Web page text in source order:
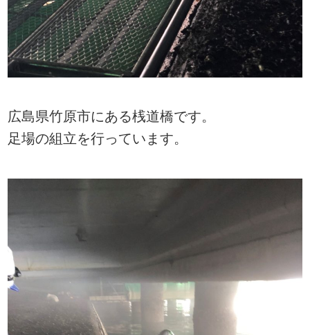
広島県竹原市にある桟道橋です。
足場の組立を行っています。